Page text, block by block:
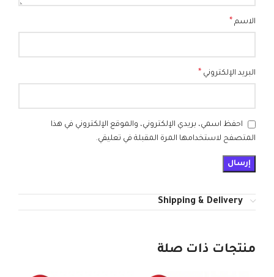
الاسم *
البريد الإلكتروني *
احفظ اسمي، بريدي الإلكتروني، والموقع الإلكتروني في هذا
المتصفح لاستخدامها المرة المقبلة في تعليقي.
Shipping & Delivery
منتجات ذات صلة